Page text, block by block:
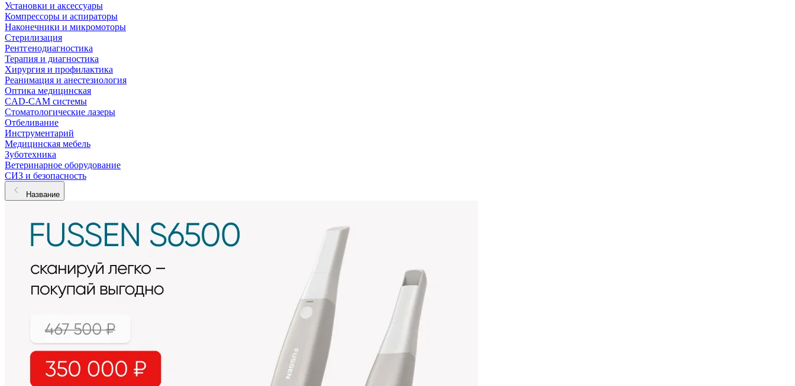
Установки и аксессуары
Компрессоры и аспираторы
Наконечники и микромоторы
Стерилизация
Рентгенодиагностика
Терапия и диагностика
Хирургия и профилактика
Реанимация и анестезиология
Оптика медицинская
CAD-CAM системы
Стоматологические лазеры
Отбеливание
Инструментарий
Медицинская мебель
Зуботехника
Ветеринарное оборудование
СИЗ и безопасность
Название